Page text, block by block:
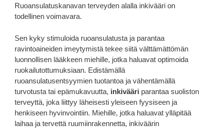
Ruoansulatuskanavan terveyden alalla inkivääri on
todellinen voimavara.
Sen kyky stimuloida ruoansulatusta ja parantaa
ravintoaineiden imeytymistä tekee siitä välttämättömän
luonnollisen lääkkeen miehille, jotka haluavat optimoida
ruokailutottumuksiaan. Edistämällä
ruoansulatusentsyymien tuotantoa ja vähentämällä
turvotusta tai epämukavuutta, inkivääri parantaa suoliston
terveyttä, joka liittyy läheisesti yleiseen fyysiseen ja
henkiseen hyvinvointiin. Miehille, jotka haluavat ylläpitää
laihaa ja tervettä ruumiinrakennetta, inkiväärin